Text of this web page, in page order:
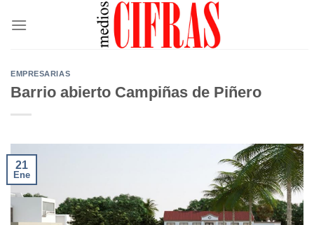
EMPRESARIAS
Barrio abierto Campiñas de Piñero
21
Ene